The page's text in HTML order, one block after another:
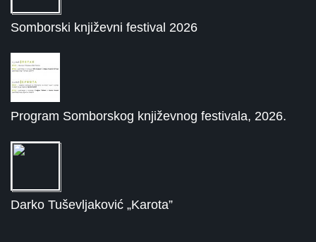
Somborski književni festival 2026
Program Somborskog književnog festivala, 2026.
Darko Tuševljaković „Karota”